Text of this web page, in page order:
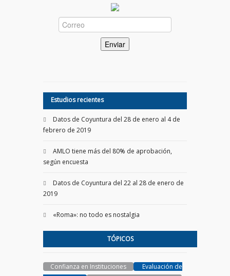
Estudios recientes
Datos de Coyuntura del 28 de enero al 4 de
febrero de 2019
AMLO tiene más del 80% de aprobación,
según encuesta
Datos de Coyuntura del 22 al 28 de enero de
2019
«Roma»: no todo es nostalgia
TÓPICOS
Confianza en Instituciones
Evaluación de